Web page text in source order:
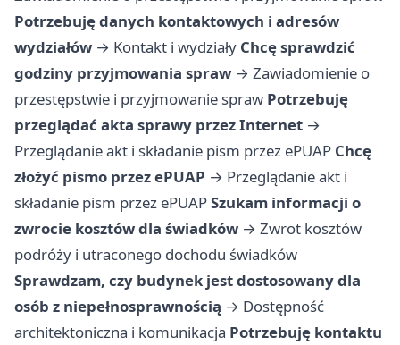
Potrzebuję danych kontaktowych i adresów
wydziałów → Kontakt i wydziały Chcę sprawdzić
godziny przyjmowania spraw → Zawiadomienie o
przestępstwie i przyjmowanie spraw Potrzebuję
przeglądać akta sprawy przez Internet →
Przeglądanie akt i składanie pism przez ePUAP Chcę
złożyć pismo przez ePUAP → Przeglądanie akt i
składanie pism przez ePUAPSzukam informacji o
zwrocie kosztów dla świadków → Zwrot kosztów
podróży i utraconego dochodu świadków
Sprawdzam, czy budynek jest dostosowany dla
osób z niepełnosprawnością → Dostępność
architektoniczna i komunikacja Potrzebuję kontaktu